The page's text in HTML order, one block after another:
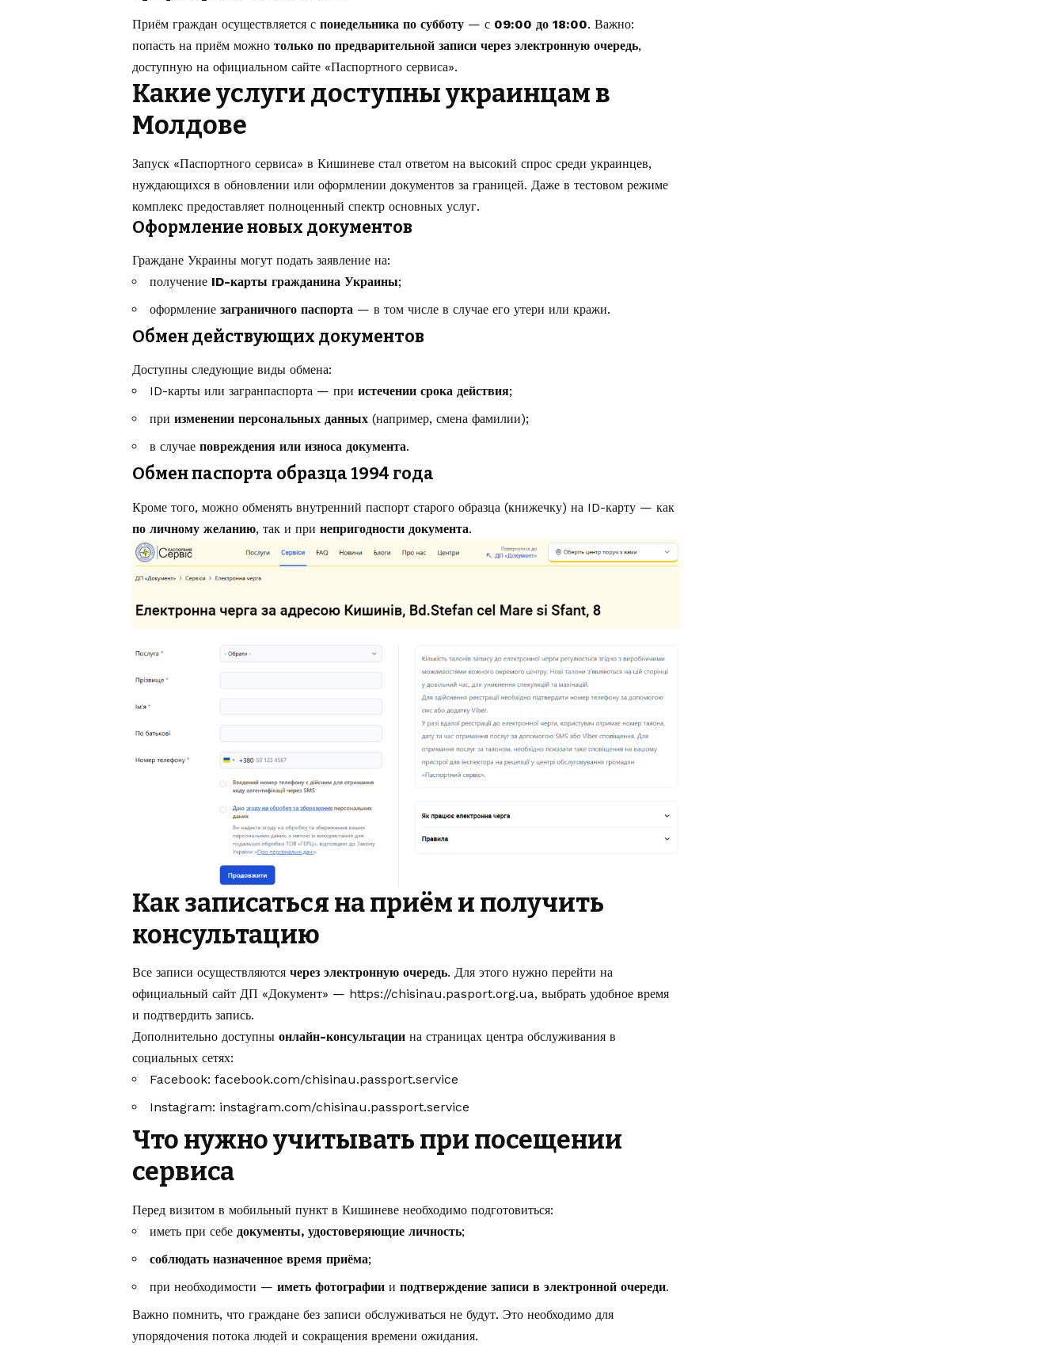
Приём граждан осуществляется с понедельника по субботу — с 09:00 до 18:00. Важно:
попасть на приём можно только по предварительной записи через электронную очередь,
доступную на официальном сайте «Паспортного сервиса».
Какие услуги доступны украинцам в
Молдове
Запуск «Паспортного сервиса» в Кишиневе стал ответом на высокий спрос среди украинцев,
нуждающихся в обновлении или оформлении документов за границей. Даже в тестовом режиме
комплекс предоставляет полноценный спектр основных услуг.
Оформление новых документов
Граждане Украины могут подать заявление на:
получение ID-карты гражданина Украины;
оформление заграничного паспорта — в том числе в случае его утери или кражи.
Обмен действующих документов
Доступны следующие виды обмена:
ID-карты или загранпаспорта — при истечении срока действия;
при изменении персональных данных (например, смена фамилии);
в случае повреждения или износа документа.
Обмен паспорта образца 1994 года
Кроме того, можно обменять внутренний паспорт старого образца (книжечку) на ID-карту — как
по личному желанию, так и при непригодности документа.
Как записаться на приём и получить
консультацию
Все записи осуществляются через электронную очередь. Для этого нужно перейти на
официальный сайт ДП «Документ» — https://chisinau.pasport.org.ua, выбрать удобное время
и подтвердить запись.
Дополнительно доступны онлайн-консультации на страницах центра обслуживания в
социальных сетях:
Facebook: facebook.com/chisinau.passport.service
Instagram: instagram.com/chisinau.passport.service
Что нужно учитывать при посещении
сервиса
Перед визитом в мобильный пункт в Кишиневе необходимо подготовиться:
иметь при себе документы, удостоверяющие личность;
соблюдать назначенное время приёма;
при необходимости — иметь фотографии и подтверждение записи в электронной очереди.
Важно помнить, что граждане без записи обслуживаться не будут. Это необходимо для
упорядочения потока людей и сокращения времени ожидания.